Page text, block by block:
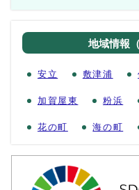
地域情報
安立 敷津浦
加賀屋東 粉浜
花の町 海の町